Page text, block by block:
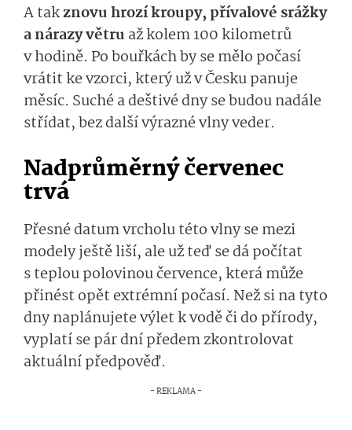
A takznovu hrozí kroupy, přívalové srážky
a nárazy větru až kolem 100 kilometrů
v hodině. Po bouřkách by se mělo počasí
vrátit ke vzorci, který už v Česku panuje
měsíc. Suché a deštivé dny se budou nadále
střídat, bez další výrazné vlny veder.
Nadprůměrný červenec
trvá
Přesné datum vrcholu této vlny se mezi
modely ještě liší, ale už teď se dá počítat
s teplou polovinou července, která může
přinést opět extrémní počasí. Než si na tyto
dny naplánujete výlet k vodě či do přírody,
vyplatí se pár dní předem zkontrolovat
aktuální předpověď.